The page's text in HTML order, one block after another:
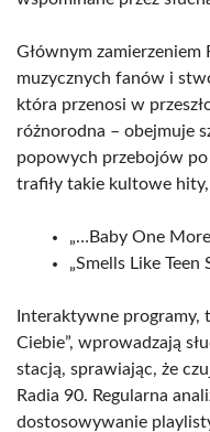
Głównym zamierzeniem
muzycznych fanów i
która przenosi w
różnorodna – obejmuje
popowych przebojów
trafiły takie kultowe hity,
„…Baby One
„Smells Like Teen
Interaktywne programy,
Ciebie”, wprowadzają
stacją, sprawiając, że
Radia 90. Regularna
dostosowywanie